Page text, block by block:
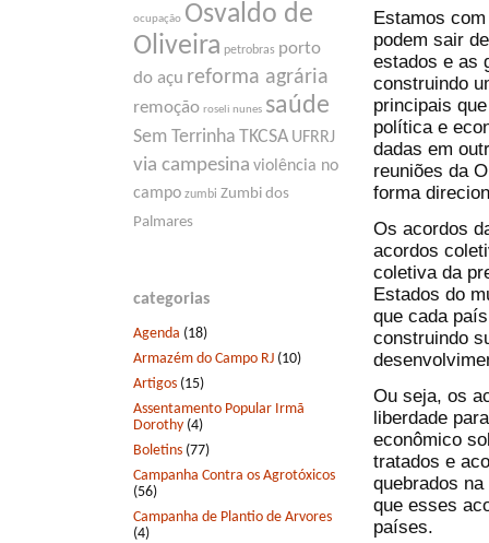
ocupação Osvaldo de
Oliveira petrobras porto
do açu reforma agrária
remoção roseli nunes saúde
Sem Terrinha TKCSA UFRRJ
via campesina violência no
campo zumbi Zumbi dos
Palmares
categorias
Agenda (18)
Armazém do Campo RJ (10)
Artigos (15)
Assentamento Popular Irmã
Dorothy (4)
Boletins (77)
Campanha Contra os Agrotóxicos
(56)
Campanha de Plantio de Arvores
(4)
Estamos
podem sair
estados e as
construindo
principais
política e
dadas em
reuniões da
forma
Os acordos
acordos
coletiva da
Estados do
que cada
construindo
Ou seja, os
liberdade
econômico
tratados e
quebrados
que esses
países.